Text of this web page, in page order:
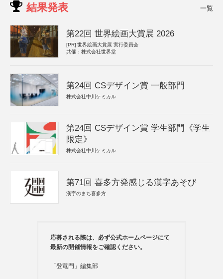
結果発表 一覧
第22回 世界絵画大賞展 2026
[PR] 世界絵画大賞展 実行委員会
共催：株式会社世界堂
第24回 CSデザイン賞 一般部門
株式会社中川ケミカル
第24回 CSデザイン賞 学生部門《学生
限定》
株式会社中川ケミカル
第71回 喜多方発感じる漢字あそび
漢字のまち喜多方
応募される際は、必ず公式ホームページにて
最新の開催情報をご確認ください。
「登竜門」編集部